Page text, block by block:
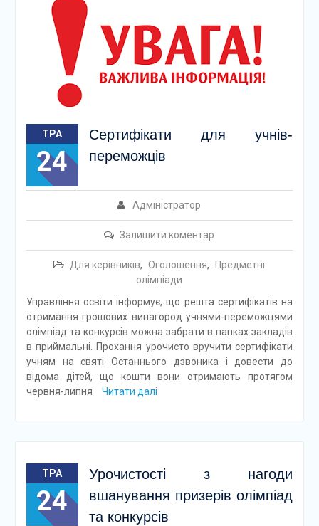
ТРА
24
Сертифікати для учнів-
переможців
Адміністратор
Залишити коментар
Для керівників, Оголошення,
Предметні
олімпіади
Управління освіти інформує, що решта сертифікатів на
отримання грошових винагород учнями-переможцями
олімпіад та конкурсів можна забрати в папках закладів
в приймальні. Прохання урочисто вручити сертифікати
учням на святі Останнього дзвоника і довести до
відома дітей, що кошти вони отримають протягом
червня-липня
Читати далі
ТРА
24
Урочистості з нагоди
вшанування призерів олімпіад
та конкурсів